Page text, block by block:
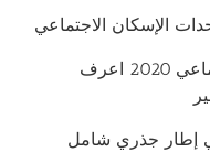
إليكم كراسة شروط الإسكان الاجتماعي 2020 اعرف
إطار جذري شامل